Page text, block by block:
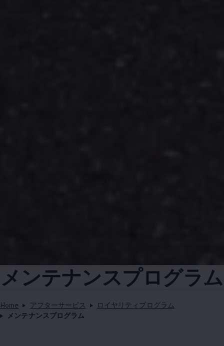
メンテナンスプログラム
Home アフターサービス
ロイヤリティプログラム
メンテナンスプログラム